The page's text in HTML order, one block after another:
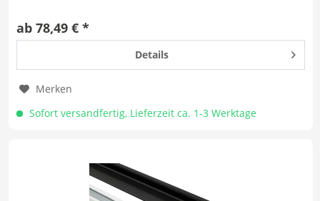
ab 78,49 € *
Details
Merken
Sofort versandfertig, Lieferzeit ca. 1-3 Werktage